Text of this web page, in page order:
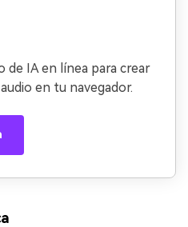
de IA en línea para crear
en tu navegador.